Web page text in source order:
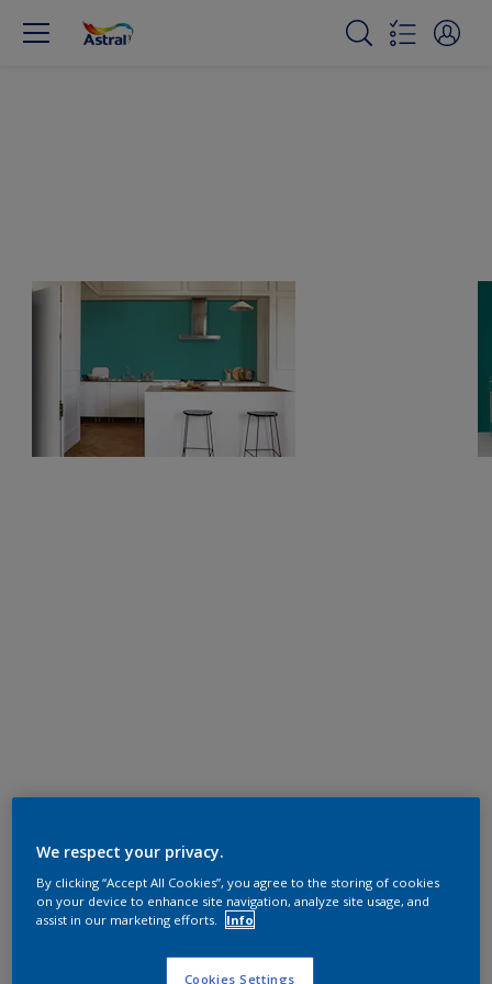
We respect your privacy.
By clicking “Accept All Cookies”, you agree to the storing of cookies
on your device to enhance site navigation, analyze site usage, and
assist in our marketing efforts.
Info
Cookies Settings